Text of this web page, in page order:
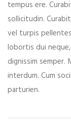
tempus ere.
sollicitudin.
vel turpis
lobortis dui
dignissim semper.
interdum. Cum
parturien.